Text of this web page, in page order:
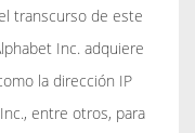
transcurso de este
Inc. adquiere
la dirección IP
entre otros, para